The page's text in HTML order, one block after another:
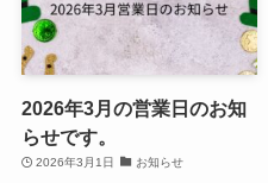
2026年3月の営業日のお知
らせです。
2026年3月1日 お知らせ